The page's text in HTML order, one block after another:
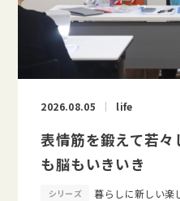
2026.08.05 life
表情筋を鍛えて若
も脳もいきいき
シリーズ 暮らしに新しい楽